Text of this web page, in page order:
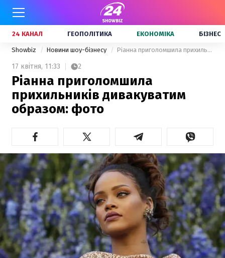
24 КАНАЛ ГЕОПОЛІТИКА ЕКОНОМІКА БІЗНЕС
Showbiz Новини шоу-бізнесу Ріанна приголомшила прихильників дивакуватим образом: фото
17 квітня, 11:33 2
Ріанна приголомшила
прихильників дивакуватим
образом: фото